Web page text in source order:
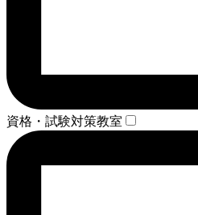
資格・試験対策教室